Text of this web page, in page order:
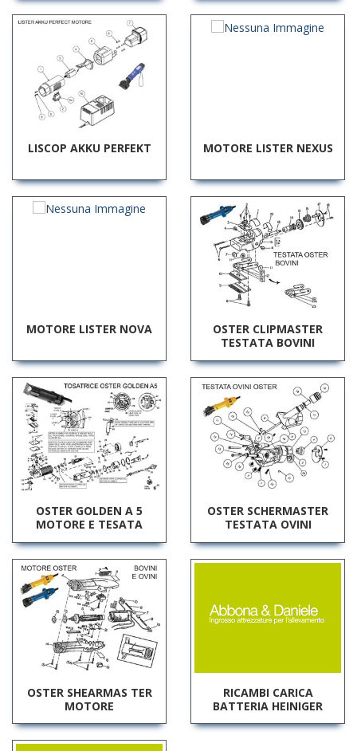
LISCOP AKKU PERFEKT MOTORE LISTER NEXUS
MOTORE LISTER NOVA
OSTER CLIPMASTER
TESTATA BOVINI
OSTER GOLDEN A 5
MOTORE E TESATA
OSTER SCHERMASTER
TESTATA OVINI
OSTER SHEARMAS TER
MOTORE
RICAMBI CARICA
BATTERIA HEINIGER